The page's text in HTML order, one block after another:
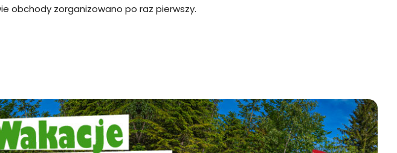
obchody zorganizowano po raz pierwszy.